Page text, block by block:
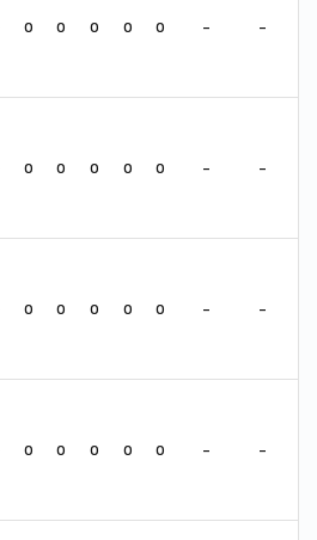
0 0 0 0 0 - -
0 0 0 0 0 - -
0 0 0 0 0 - -
0 0 0 0 0 - -